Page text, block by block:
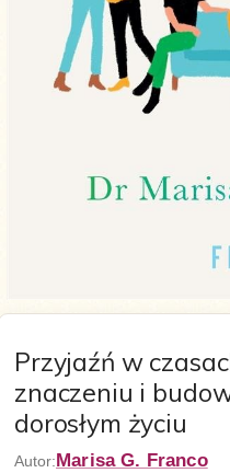
Przyjaźń w
znaczeniu i
dorosłym życiu
Autor:Marisa G. Franco